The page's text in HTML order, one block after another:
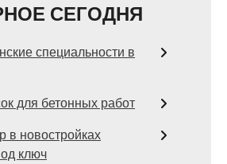
СЕГОДНЯ
специальности в
для бетонных работ
в новостройках
ключ